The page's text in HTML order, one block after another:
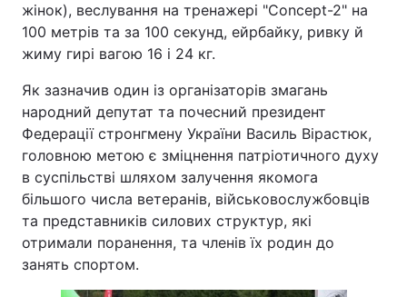
жінок), веслування на тренажері "Concept-2" на
100 метрів та за 100 секунд, ейрбайку, ривку й
жиму гирі вагою 16 і 24 кг.
Як зазначив один із організаторів змагань
народний депутат та почесний президент
Федерації стронгмену України Василь Вірастюк,
головною метою є зміцнення патріотичного духу
в суспільстві шляхом залучення якомога
більшого числа ветеранів, військовослужбовців
та представників силових структур, які
отримали поранення, та членів їх родин до
занять спортом.